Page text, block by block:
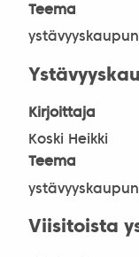
Teema
Kirjoittaja
Koski Heikki
Teema
Viisitoista